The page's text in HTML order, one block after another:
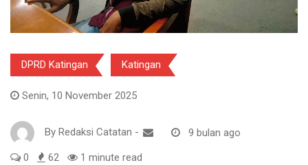
DPRD Katingan Katingan
Senin, 10 November 2025
By Redaksi Catatan - 9 bulan ago
0 62 1 minute read